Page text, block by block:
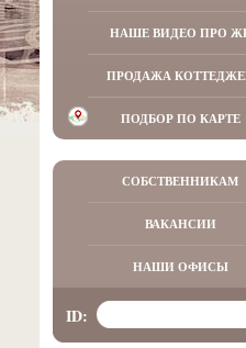
НАШЕ ВИДЕО ПРО
ПРОДАЖА
ПОДБОР ПО КАРТЕ
СОБСТВЕННИКАМ
ВАКАНСИИ
НАШИ ОФИСЫ
ID: